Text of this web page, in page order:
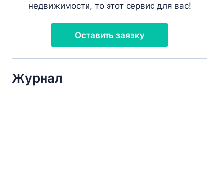
недвижимости, то этот сервис для вас!
Оставить заявку
Журнал